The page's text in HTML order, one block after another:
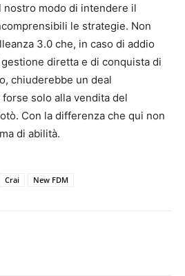
modo di intendere il
le strategie. Non
3.0 che, in caso di addio
diretta e di conquista di
chiuderebbe un deal
solo alla vendita del
Con la differenza che qui non
di abilità.
Crai New FDM